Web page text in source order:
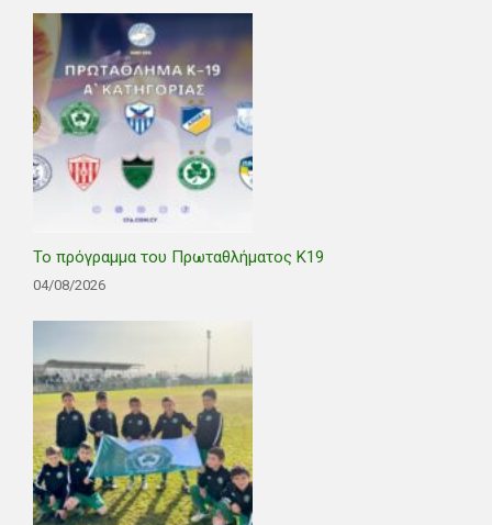
Το πρόγραμμα του Πρωταθλήματος Κ19
04/08/2026